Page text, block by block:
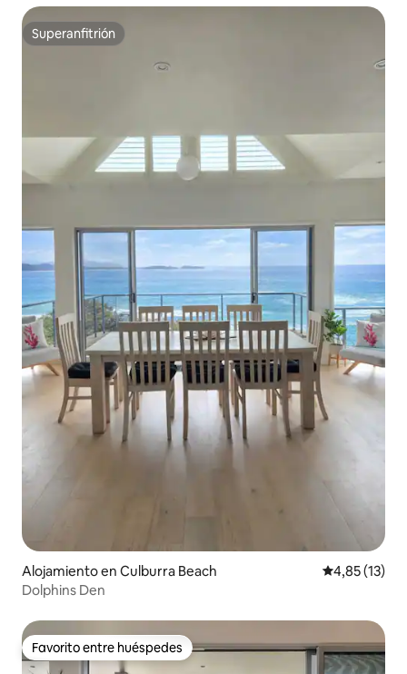
Superanfitrión
Superanfitrión
Alojamiento en Culburra Beach Calificación
4,85 (13)
Dolphins Den
Favorito entre huéspedes
Favorito entre huéspedes